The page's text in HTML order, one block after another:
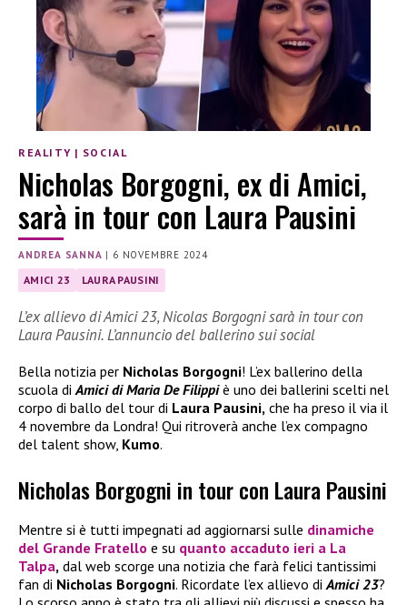
REALITY | SOCIAL
Nicholas Borgogni, ex di Amici,
sarà in tour con Laura Pausini
ANDREA SANNA | 6 NOVEMBRE 2024
AMICI 23 LAURA PAUSINI
L’ex allievo di Amici 23, Nicolas Borgogni sarà in tour con
Laura Pausini. L’annuncio del ballerino sui social
Bella notizia per Nicholas Borgogni! L’ex ballerino della
scuola di Amici di Maria De Filippiè uno dei ballerini scelti nel
corpo di ballo del tour di Laura Pausini, che ha preso il via il
4 novembre da Londra! Qui ritroverà anche l’ex compagno
del talent show, Kumo.
Nicholas Borgogni in tour con Laura Pausini
Mentre si è tutti impegnati ad aggiornarsi sulle dinamiche
del Grande Fratello e su quanto accaduto ieri a La
Talpa, dal web scorge una notizia che farà felici tantissimi
fan di Nicholas Borgogni. Ricordate l’ex allievo diAmici 23?